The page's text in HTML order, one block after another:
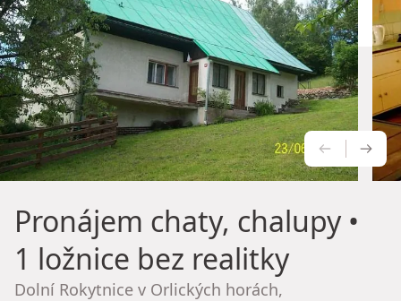
Pronájem chaty, chalupy•
1 ložnice bez realitky
Dolní Rokytnice v Orlických horách,